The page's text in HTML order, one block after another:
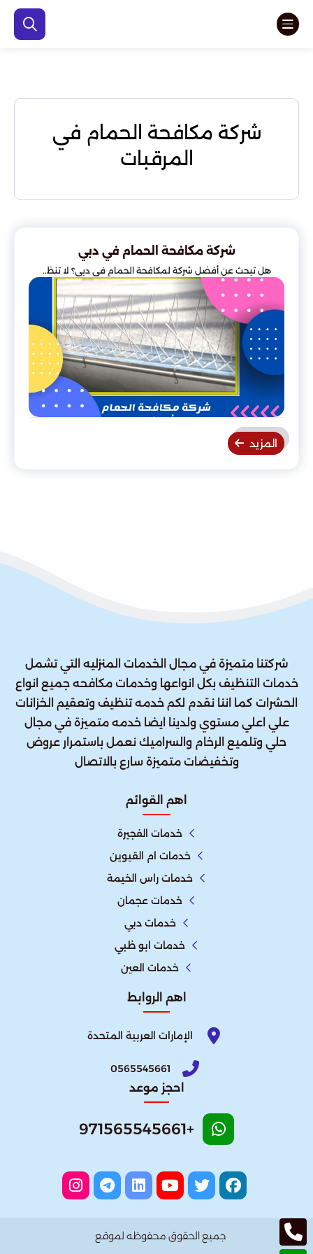
شركة مكافحة الحمام في
المرقبات
شركة مكافحة الحمام في دبي
هل تبحث عن أفضل شركة لمكافحة الحمام في دبي؟ لا تنظ..
المزيد
شركتنا متميزة في مجال الخدمات المنزليه التي تشمل
خدمات التنظيف بكل انواعها وخدمات مكافحه جميع انواع
الحشرات كما اننا نقدم لكم خدمه تنظيف وتعقيم الخزانات
علي اعلي مستوي ولدينا ايضا خدمه متميزة في مجال
حلي وتلميع الرخام والسراميك نعمل باستمرار عروض
وتخفيضات متميزة سارع بالاتصال
اهم القوائم
خدمات الفجيرة
خدمات ام القيوين
خدمات راس الخيمة
خدمات عجمان
خدمات دبي
خدمات ابو ظبي
خدمات العين
اهم الروابط
الإمارات العربية المتحدة​
0565545661
احجز موعد
+971565545661
جميع الحقوق محفوظه لموقع